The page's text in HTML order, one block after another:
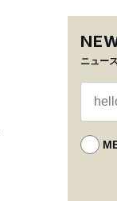
ニュー